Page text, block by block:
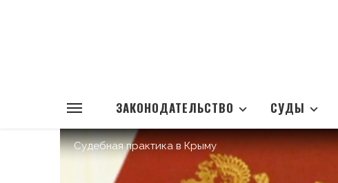
ЗАКОНОДАТЕЛЬСТВО СУДЫ
Судебная практика в Крыму